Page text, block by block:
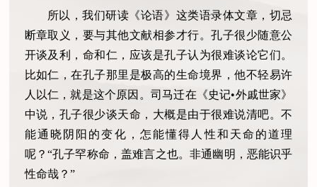
所以，我们研读《论语》这类语录体文章，切忌
断章取义，要与其他文献相参才行。孔子很少随意公
开谈及利，命和仁，应该是孔子认为很难谈论它们。
比如仁，在孔子那里是极高的生命境界，他不轻易许
人以仁，就是这个原因。司马迁在《史记•外戚世家》
中说，孔子很少谈天命，大概是由于很难说清吧。不
能通晓阴阳的变化，怎能懂得人性和天命的道理
呢？“孔子罕称命，盖难言之也。非通幽明，恶能识乎
性命哉？”